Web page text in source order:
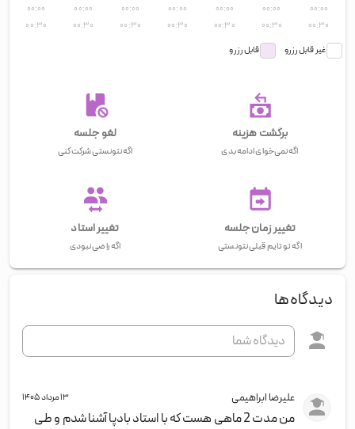
۰۰:۰۰
۰۰:۳۰
۰۰:۰۰
۰۰:۳۰
۰۰:۰۰
۰۰:۳۰
۰۰:۰۰
۰۰:۳۰
۰۰:۰۰
۰۰:۳۰
۰۰:۰۰
۰۰:۳۰
۰۰:۰۰
۰۰:۳۰
غیر قابل رزرو
قابل رزرو
برگشت هزینه
اگه نمی‌خوای ادامه بدی
لغو جلسه
اگه نتونستی شرکت کنی
تغییر زمان جلسه
اگه تو تایم قبلی نتونستی
تغییر استاد
اگه راضی نبودی
دیدگاه‌ها
علیرضا ابراهیمی ۱۳ مرداد ۱۴۰۵
من مدت 2 ماهی هست که با استاد بادپا آشنا شدم و طی